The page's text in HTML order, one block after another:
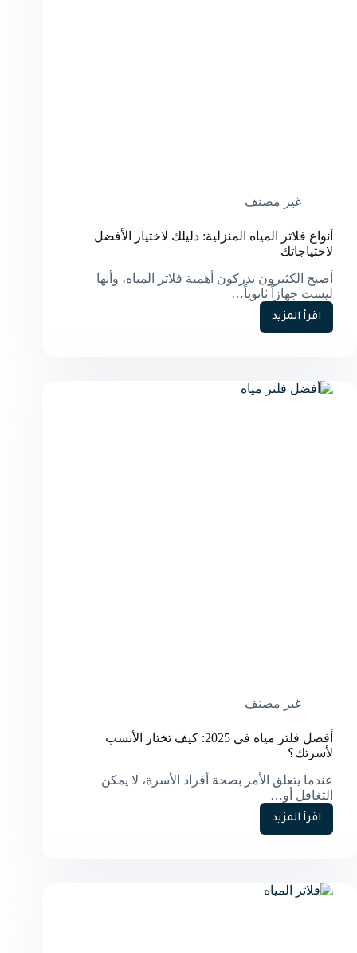
غير مصنف
أنواع فلاتر المياه المنزلية: دليلك لاختيار الأفضل
لاحتياجاتك
أصبح الكثيرون يدركون أهمية فلاتر المياه، وأنها
ليست جهازاً ثانوياً…
اقرأ المزيد
أنواع
فلاتر
دليلك
لاختيار
غير مصنف
أفضل فلتر مياه في 2025: كيف تختار الأنسب
لأسرتك؟
عندما يتعلق الأمر بصحة أفراد الأسرة، لا يمكن
التغافل أو…
اقرأ المزيد
أفضل
فلتر
2025:
كيف